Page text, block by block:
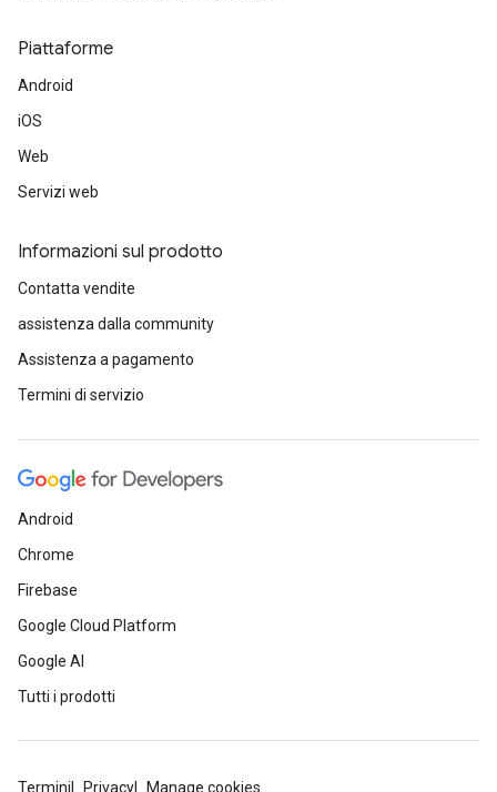
Piattaforme
Android
iOS
Web
Servizi web
Informazioni sul prodotto
Contatta vendite
assistenza dalla community
Assistenza a pagamento
Termini di servizio
Android
Chrome
Firebase
Google Cloud Platform
Google AI
Tutti i prodotti
Termini Privacy Manage cookies